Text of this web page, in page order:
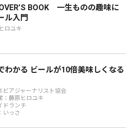
BOOK 一生ものの趣味に
ル入門
ロユキ
わかる ビールが10倍美味しくなる
ビアジャーナリスト協会
：藤原ヒロユキ
ドランチ
いっさ